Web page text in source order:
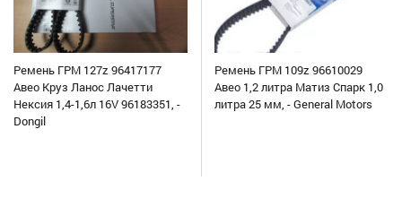
Ремень ГРМ 127z 96417177
Авео Круз Ланос Лачетти
Нексия 1,4-1,6л 16V 96183351, -
Dongil
Ремень ГРМ 109z 96610029
Авео 1,2 литра Матиз Спарк 1,0
литра 25 мм, - General Motors